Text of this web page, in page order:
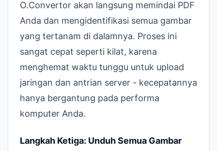
O.Convertor akan langsung memindai PDF
Anda dan mengidentifikasi semua gambar
yang tertanam di dalamnya. Proses ini
sangat cepat seperti kilat, karena
menghemat waktu tunggu untuk upload
jaringan dan antrian server - kecepatannya
hanya bergantung pada performa
komputer Anda.
Langkah Ketiga: Unduh Semua Gambar